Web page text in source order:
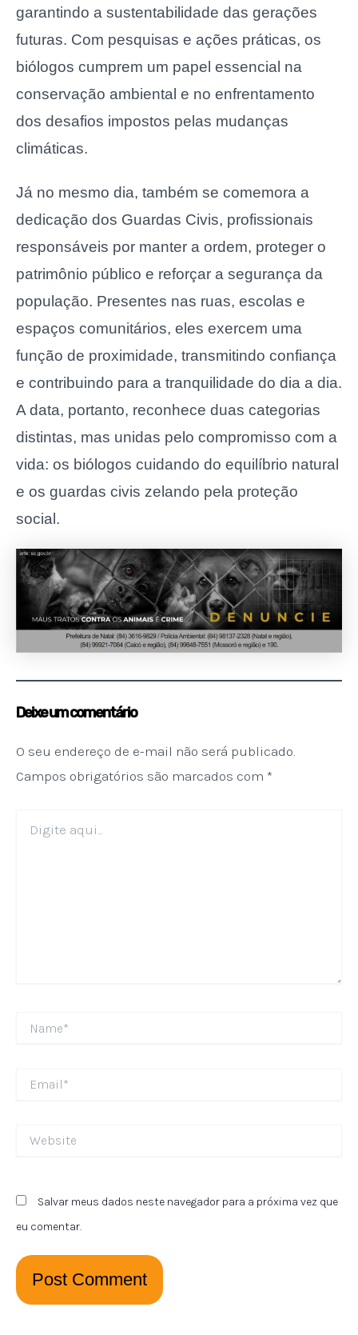
garantindo a sustentabilidade das gerações
futuras. Com pesquisas e ações práticas, os
biólogos cumprem um papel essencial na
conservação ambiental e no enfrentamento
dos desafios impostos pelas mudanças
climáticas.
Já no mesmo dia, também se comemora a
dedicação dos Guardas Civis, profissionais
responsáveis por manter a ordem, proteger o
patrimônio público e reforçar a segurança da
população. Presentes nas ruas, escolas e
espaços comunitários, eles exercem uma
função de proximidade, transmitindo confiança
e contribuindo para a tranquilidade do dia a dia.
A data, portanto, reconhece duas categorias
distintas, mas unidas pelo compromisso com a
vida: os biólogos cuidando do equilíbrio natural
e os guardas civis zelando pela proteção
social.
Deixe um comentário
O seu endereço de e-mail não será publicado.
Campos obrigatórios são marcados com *
aqui...
Salvar meus dados neste navegador para a próxima vez que
eu comentar.